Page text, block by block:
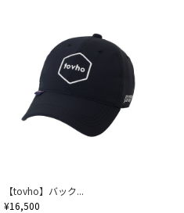
【tovho】バック...
¥16,500